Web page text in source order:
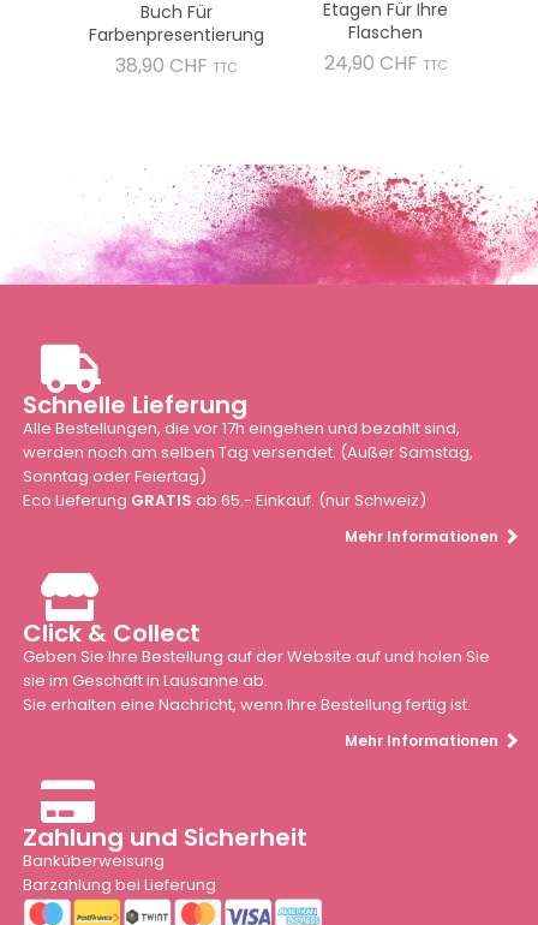
Buch Für
Farbenpresentierung
38,90 CHF Preis
TTC
Etagen Für Ihre
Flaschen
24,90 CHF Preis
TTC
Schnelle Lieferung
Alle Bestellungen, die vor 17h eingehen und bezahlt sind,
werden noch am selben Tag versendet. (Außer Samstag,
Sonntag oder Feiertag)
Eco Lieferung GRATIS ab 65.- Einkauf. (nur Schweiz)
Mehr Informationen
Click & Collect
Geben Sie Ihre Bestellung auf der Website auf und holen Sie
sie im Geschäft in Lausanne ab.
Sie erhalten eine Nachricht, wenn Ihre Bestellung fertig ist.
Mehr Informationen
Zahlung und Sicherheit
Banküberweisung
Barzahlung bei Lieferung